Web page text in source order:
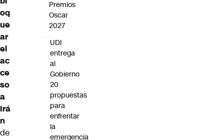
oq
ue
ar
el
ac
ce
so
a
Irá
n
de
Premios
Oscar
2027
UDI
entrega
al
Gobierno
20
propuestas
para
enfrentar
la
emergencia